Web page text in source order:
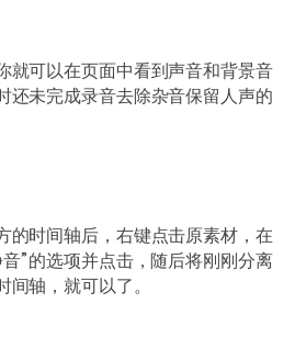
就可以在页面中看到声音和背景音
还未完成录音去除杂音保留人声的
的时间轴后，右键点击原素材，在
”的选项并点击，随后将刚刚分离
轴，就可以了。